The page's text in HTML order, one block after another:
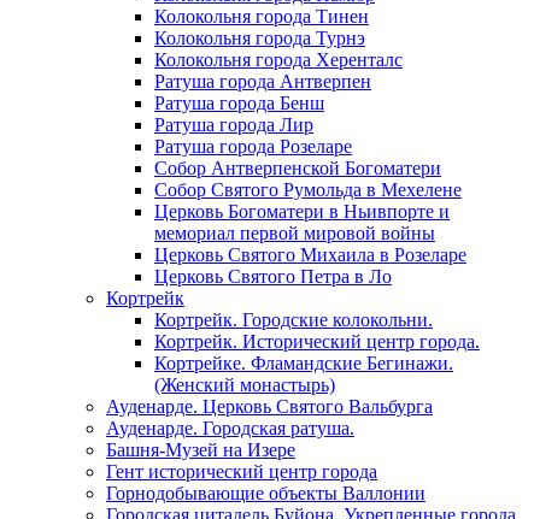
Колокольня города Тинен
Колокольня города Турнэ
Колокольня города Херенталс
Ратуша города Антверпен
Ратуша города Бенш
Ратуша города Лир
Ратуша города Розеларе
Собор Антверпенской Богоматери
Собор Святого Румольда в Мехелене
Церковь Богоматери в Ньивпорте и
мемориал первой мировой войны
Церковь Святого Михаила в Розеларе
Церковь Святого Петра в Ло
Кортрейк
Кортрейк. Городские колокольни.
Кортрейк. Исторический центр города.
Кортрейке. Фламандские Бегинажи.
(Женский монастырь)
Ауденарде. Церковь Святого Вальбурга
Ауденарде. Городская ратуша.
Башня-Музей на Изере
Гент исторический центр города
Горнодобывающие объекты Валлонии
Городская цитадель Буйона. Укрепленные города